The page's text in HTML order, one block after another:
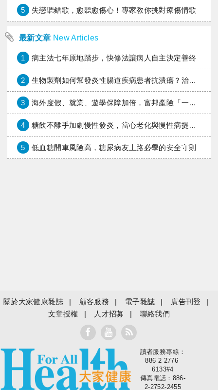
5 失戀聽錯歌，愈聽愈傷心！專家教你挑對療傷情歌
最新文章 New Articles
1 病主法七年原地踏步，快修法讓病人自主決定善終
2 生物製劑如何幫發炎性腸道疾病患者抗潰瘍？治療進展與健保給付困境一次看
3 海外度假、就業、遊學保障加倍，富邦產險「一期逐夢」專案加碼遠距醫療與緊急救援
4 糖飲不離手加劇慢性發炎，當心老化與慢性病提早報到
5 低血糖開車風險高，糖尿病友上路必學的安全守則
關於大家健康雜誌 顧客服務 電子雜誌
廣告刊登
文章授權
人才招募 聯絡我們
大家健康
讀者服務專線：
886-2-2776-
6133#4
傳真電話：886-
2-2752-2455